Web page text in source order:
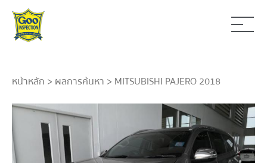
หน้าหลัก > ผลการค้นหา > MITSUBISHI PAJERO 2018